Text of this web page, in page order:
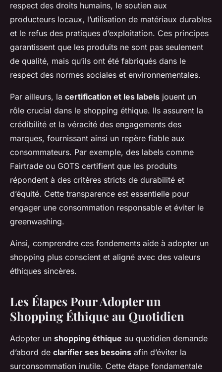
respect des droits humains, le soutien aux
producteurs locaux, l’utilisation de matériaux durables
et le refus des pratiques d’exploitation. Ces principes
garantissent que les produits ne sont pas seulement
de qualité, mais qu’ils ont été fabriqués dans le
respect des normes sociales et environnementales.
Par ailleurs, la certification et les labels jouent un
rôle crucial dans le shopping éthique. Ils assurent la
crédibilité et la véracité des engagements des
marques, fournissant ainsi un repère fiable aux
consommateurs. Par exemple, des labels comme
Fairtrade ou GOTS certifient que les produits
répondent à des critères stricts de durabilité et
d’équité. Cette transparence est essentielle pour
engager une consommation responsable et éviter le
greenwashing.
Ainsi, comprendre ces fondements aide à adopter un
shopping plus conscient et aligné avec des valeurs
éthiques sincères.
Les Étapes Pour Adopter un
Shopping Éthique au Quotidien
Adopter un shopping éthique au quotidien demande
d’abord de clarifier ses besoins afin d’éviter la
surconsommation inutile. Cette étape fondamentale